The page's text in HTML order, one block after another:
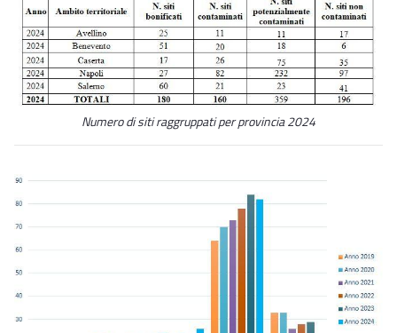
Numero di siti raggruppati per provincia 2024